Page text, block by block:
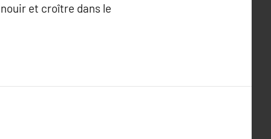
et croître dans le